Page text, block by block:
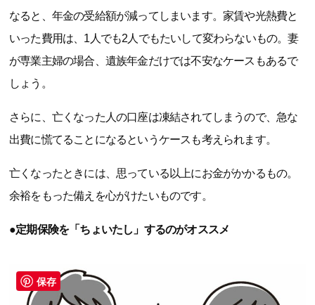
なると、年金の受給額が減ってしまいます。家賃や光熱費と
いった費用は、1人でも2人でもたいして変わらないもの。妻
が専業主婦の場合、遺族年金だけでは不安なケースもあるで
しょう。
さらに、亡くなった人の口座は凍結されてしまうので、急な
出費に慌てることになるというケースも考えられます。
亡くなったときには、思っている以上にお金がかかるもの。
余裕をもった備えを心がけたいものです。
●定期保険を「ちょいたし」するのがオススメ
保存